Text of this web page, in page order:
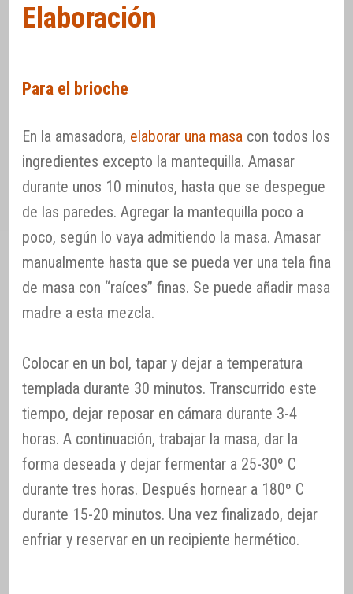
Elaboración
Para el brioche
En la amasadora, elaborar una masa con todos los
ingredientes excepto la mantequilla. Amasar
durante unos 10 minutos, hasta que se despegue
de las paredes. Agregar la mantequilla poco a
poco, según lo vaya admitiendo la masa. Amasar
manualmente hasta que se pueda ver una tela fina
de masa con “raíces” finas. Se puede añadir masa
madre a esta mezcla.
Colocar en un bol, tapar y dejar a temperatura
templada durante 30 minutos. Transcurrido este
tiempo, dejar reposar en cámara durante 3-4
horas. A continuación, trabajar la masa, dar la
forma deseada y dejar fermentar a 25-30º C
durante tres horas. Después hornear a 180º C
durante 15-20 minutos. Una vez finalizado, dejar
enfriar y reservar en un recipiente hermético.